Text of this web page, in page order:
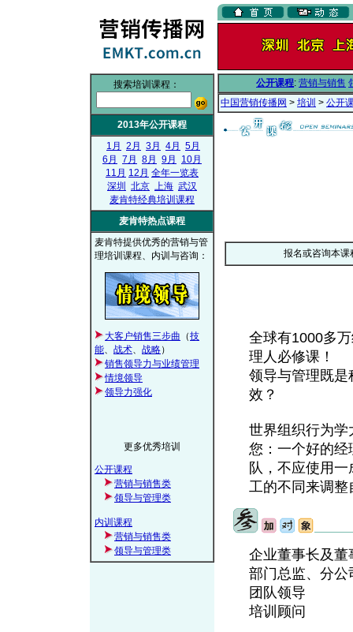
搜索培训课程：
2013年公开课程
1月
2月 3月 4月
5月
6月
7月 8月 9月
10月
11月 12月 全年一览表
深圳
北京 上海 武汉
麦肯特经典培训课程
麦肯特热点课程
麦肯特提供优秀的营销与管
理培训课程、内训与咨询：
大客户销售三步曲 （技
能、 战术、 战略）
销售领导力与业绩管理
情境领导
领导力强化
更多优秀培训
公开课程
营销与销售类
领导与管理类
内训课程
营销与销售类
领导与管理类
公开课程: 营销与销售
中国营销传播网 > 培训 > 公开
报名或咨询本课
全球有1000多
理人必修课！
领导与管理既
效？
世界组织行为学
您：一个好的
队，不应使用
工的不同来调
企业董事长及
部门总监、分
团队领导
培训顾问